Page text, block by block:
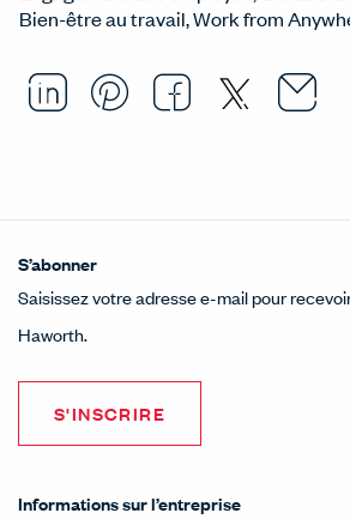
Bien-être au travail Work from
Share this
Opens in a new
Pin this
Opens in a
Share
Opens in
S’abonner
Saisissez votre adresse e-mail pour
Haworth.
S'INSCRIRE
Informations sur l’entreprise